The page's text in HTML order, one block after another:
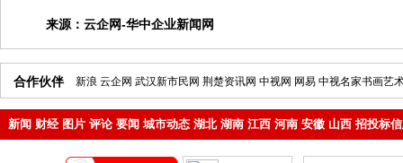
来源： 云企网-华中企业新闻网
合作伙伴 新浪 云企网 武汉新市民网 荆楚资讯网 中视网 网易 中视名家书画艺
新闻 财经 图片 评论 要闻 城市动态 湖北 湖南 江西 河南 安徽 山西 招投标